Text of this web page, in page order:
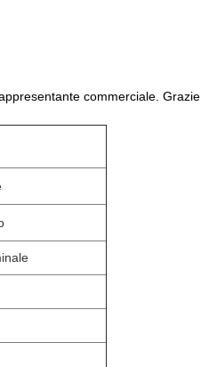
commerciale. Grazie.